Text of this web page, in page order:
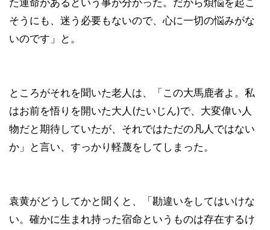
そうにも、迷う必要もないので、心に一切の悩みがな
いのです」と。
ところがそれを聞いた老人は、「この大馬鹿者よ。私
はお前を悟りを開いた大人(たいじん)で、大変偉い人
物だと期待していたが、それではただの凡人ではない
か」と言い、すっかり軽蔑をしてしまった。
袁黄がどうしてかと聞くと、「勘違いをしてはいけな
い。確かに生まれ持った宿命というものは存在するけ